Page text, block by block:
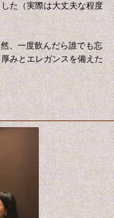
た（実際は大丈夫な程度
、一度飲んだら誰でも忘
みとエレガンスを備えた